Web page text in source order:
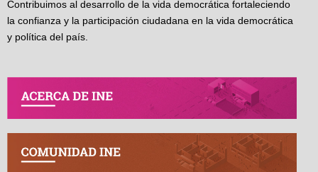
Contribuimos al desarrollo de la vida democrática fortaleciendo
la confianza y la participación ciudadana en la vida democrática
y política del país.